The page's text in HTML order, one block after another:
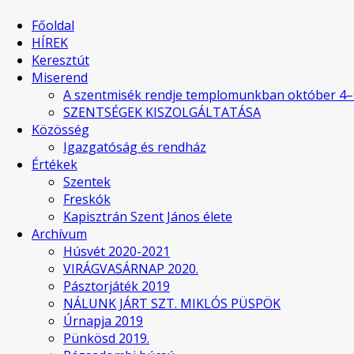
Főoldal
HÍREK
Keresztút
Miserend
A szentmisék rendje templomunkban október
SZENTSÉGEK KISZOLGÁLTATÁSA
Közösség
Igazgatóság és rendház
Értékek
Szentek
Freskók
Kapisztrán Szent János élete
Archívum
Húsvét 2020-2021
VIRÁGVASÁRNAP 2020.
Pásztorjáték 2019
NÁLUNK JÁRT SZT. MIKLÓS PÜSPÖK
Úrnapja 2019
Pünkösd 2019.